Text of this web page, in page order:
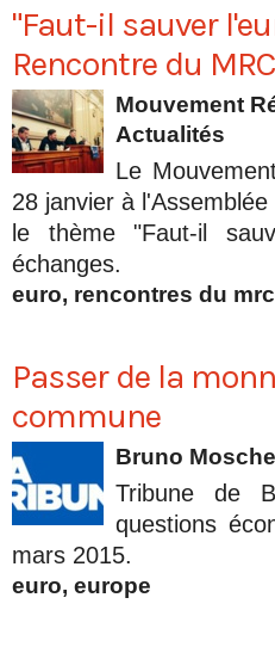
"Faut-il sauver
Rencontre du MRC
Mouvement
Actualités
Le
28 janvier à
le thème "Faut-il
échanges.
euro, rencontres du mrc
Passer de la
commune
Bruno
Tribune de
questions
mars 2015.
euro, europe